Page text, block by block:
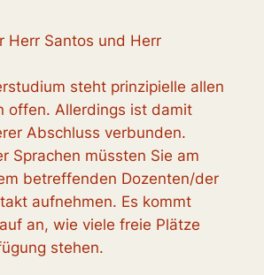
Herr Santos und Herr
steht prinzipielle allen
offen. Allerdings ist damit
Abschluss verbunden.
Sprachen müssten Sie am
betreffenden Dozenten/der
aufnehmen. Es kommt
an, wie viele freie Plätze
stehen.